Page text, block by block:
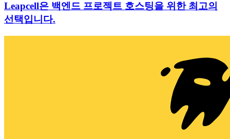
Leapcell은 백엔드 프로젝트 호스팅을 위한 최고의
선택입니다.